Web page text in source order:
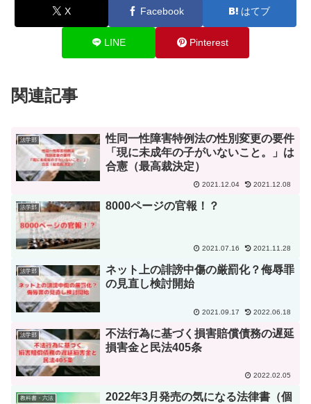
X Facebook はてブ
LINE Pinterest
関連記事
法学部
性同一性障害特例法の性別変更の要件
「現に未成年の子がいないこと。」は
合憲（最高裁決定）
2021.12.04 2021.12.08
法学部 8000ページの官報！？
2021.07.16 2021.11.28
法学部
ネット上の誹謗中傷の厳罰化？侮辱罪
の見直し検討開始
2021.09.17 2022.06.18
法学部
不法行為に基づく損害賠償債務の遅延
損害金と民法405条
2022.02.05
教科書・六法
2022年3月発売の気になる法律書（個